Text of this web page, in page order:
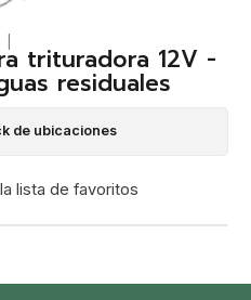
trituradora 12V -
residuales
de ubicaciones
lista de favoritos